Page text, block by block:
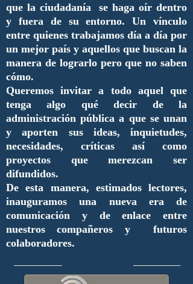
que la ciudadanía se haga oír dentro
y fuera de su entorno. Un vínculo
entre quienes trabajamos día a día por
un mejor país y aquellos que buscan la
manera de lograrlo pero que no saben
cómo.
Queremos invitar a todo aquel que
tenga algo qué decir de la
administración pública a que se unan
y aporten sus ideas, inquietudes,
necesidades, críticas así como
proyectos que merezcan ser
difundidos.
De esta manera, estimados lectores,
inauguramos una nueva era de
comunicación y de enlace entre
nuestros compañeros y futuros
colaboradores.